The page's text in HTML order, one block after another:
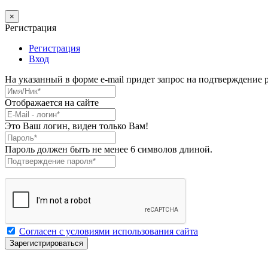
×
Регистрация
Регистрация
Вход
На указанный в форме e-mail придет запрос на подтверждение
Имя/Ник
Отображается на сайте
E-Mail *
Это Ваш логин, виден только Вам!
Пароль*
Пароль должен быть не менее 6 символов длиной.
Подтверждение пароля
Согласен с условиями использования сайта